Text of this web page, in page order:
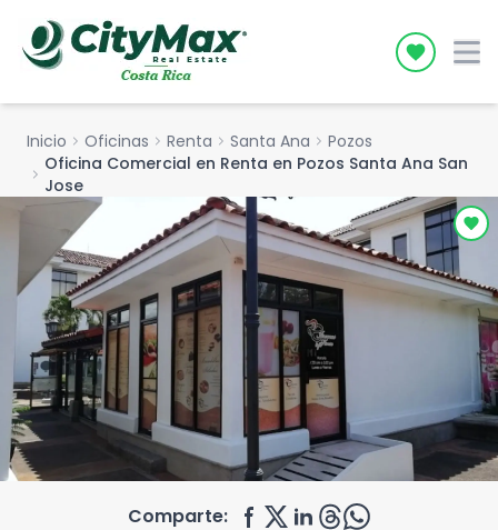
Icon
Inicio chevron_right Oficinas chevron_right Renta chevron_right Santa Ana chevron_right Pozos
chevron_right Oficina Comercial en Renta en Pozos Santa Ana San
Jose
Comparte: